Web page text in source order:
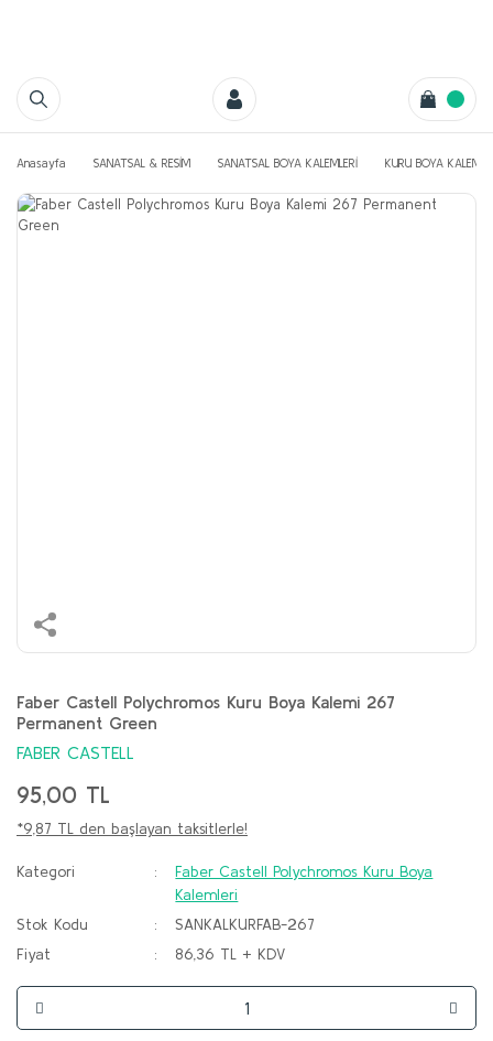
Anasayfa SANATSAL & RESİM SANATSAL BOYA KALEMLERİ KURU BOYA
Faber Castell Polychromos Kuru Boya Kalemi 267
Permanent Green
FABER CASTELL
95,00 TL
*9,87 TL den başlayan taksitlerle!
Kategori
Faber Castell Polychromos Kuru Boya
Kalemleri
Stok Kodu
SANKALKURFAB-267
Fiyat
86,36 TL + KDV